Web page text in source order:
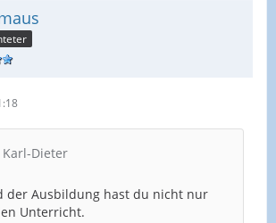
Dieter
der Ausbildung hast du nicht nur
Unterricht.